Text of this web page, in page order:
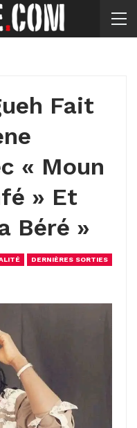
Fait
« Moun
» Et
Béré »
DERNIÈRES SORTIES